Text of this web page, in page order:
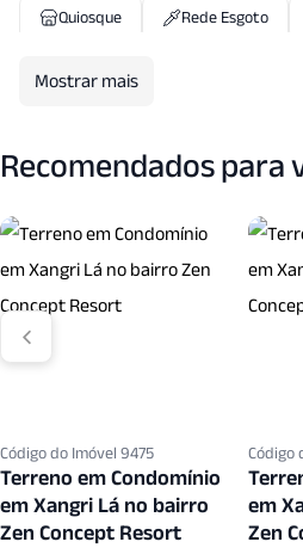
Quiosque
Rede Esgoto
Mostrar mais
Recomendados para
Código do Imóvel 9475
Terreno em Condomínio
em Xangri Lá no bairro
Zen Concept Resort
Código
em
Zen